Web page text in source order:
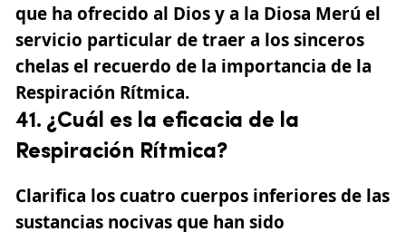
que ha ofrecido al Dios y a la Diosa Merú el
servicio particular de traer a los sinceros
chelas el recuerdo de la importancia de la
Respiración Rítmica.
41. ¿Cuál es la eficacia de la
Respiración Rítmica?
Clarifica los cuatro cuerpos inferiores de las
sustancias nocivas que han sido